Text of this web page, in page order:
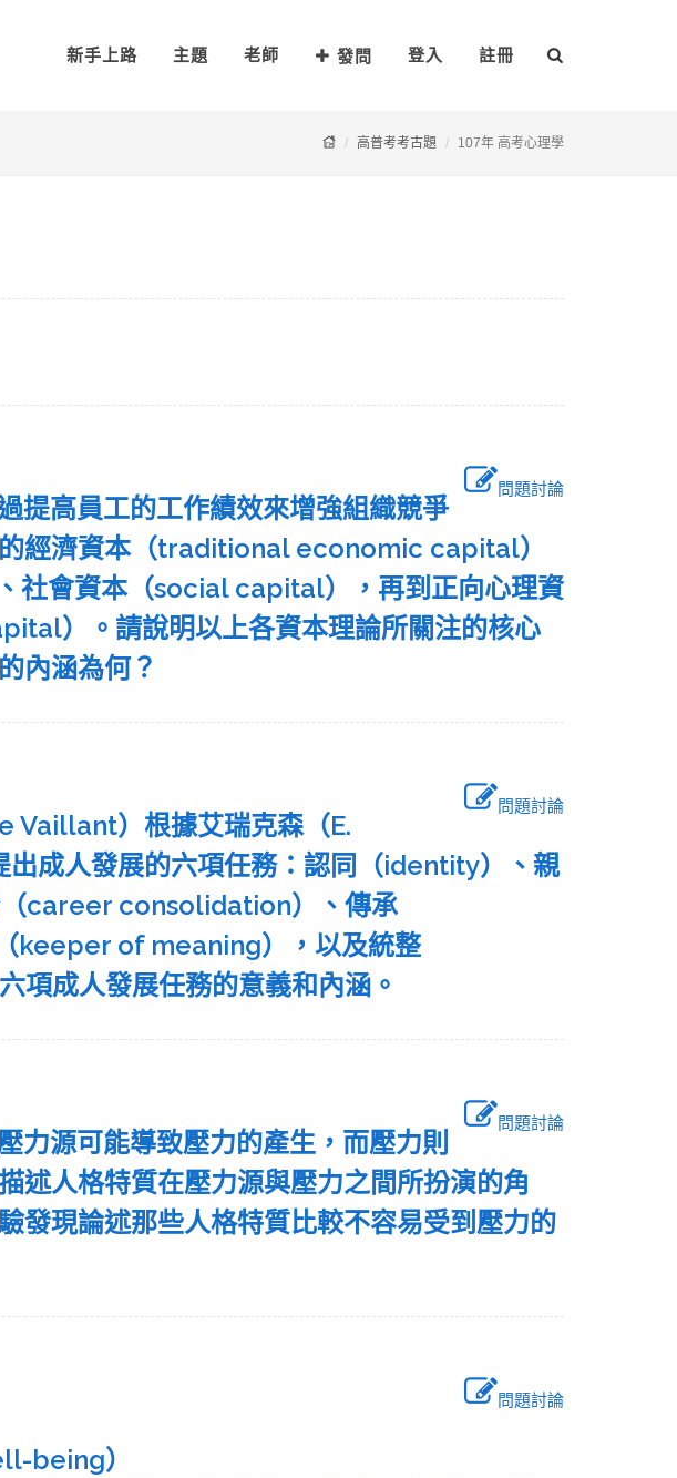
新手上路 主題 老師 發問 登入 註冊
高普考考古題 107年 高考心理學
問題討論
提高員工的工作績效來增強組織競爭
經濟資本（traditional economic capital）
社會資本（social capital），再到正向心理資
）。請說明以上各資本理論所關注的核心
內涵為何？
問題討論
Vaillant）根據艾瑞克森（E.
成人發展的六項任務：認同（identity）、親
career consolidation）、傳承
keeper of meaning），以及統整
項成人發展任務的意義和內涵。
問題討論
力源可能導致壓力的產生，而壓力則
述人格特質在壓力源與壓力之間所扮演的角
發現論述那些人格特質比較不容易受到壓力的
問題討論
being）